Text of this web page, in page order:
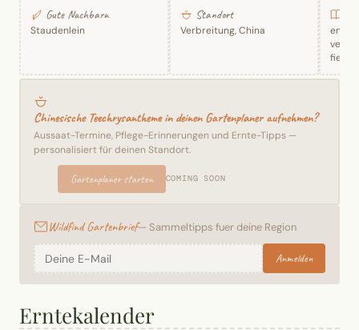
Gute Nachbarn
Staudenlein
Standort
Verbreitung, China
Fieber
Chinesische Teechrysantheme in deinen Gartenplaner aufnehmen?
Aussaat-Termine, Pflege-Erinnerungen und Ernte-Tipps —
personalisiert für deinen Standort.
Gartenplaner starten COMING SOON
Wildfind Gartenbrief— Sammeltipps fuer deine Region
Anmelden
Erntekalender